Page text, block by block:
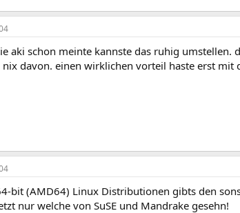
aki schon meinte kannste das ruhig
nix davon. einen wirklichen vorteil haste erst mit
bit (AMD64) Linux Distributionen gibts den
nur welche von SuSE und Mandrake gesehn!